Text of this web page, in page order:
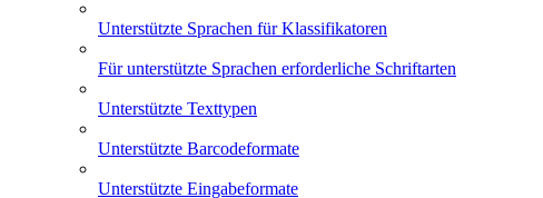
Unterstützte Sprachen für Klassifikatoren
Für unterstützte Sprachen erforderliche Schriftarten
Unterstützte Texttypen
Unterstützte Barcodeformate
Unterstützte Eingabeformate